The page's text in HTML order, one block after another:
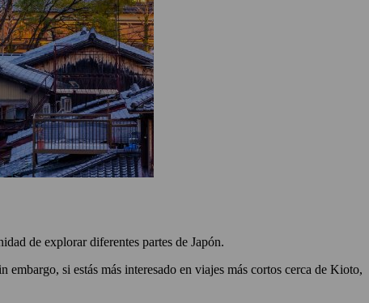
de explorar diferentes partes de Japón.
si estás más interesado en viajes más cortos cerca de Kioto,